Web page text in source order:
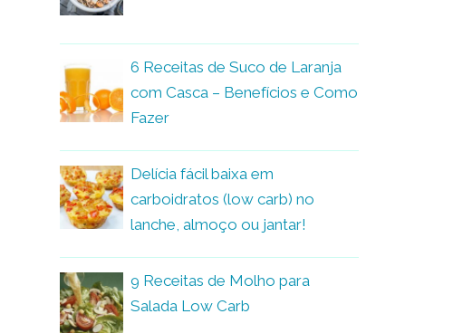
6 Receitas de Suco de Laranja
com Casca – Benefícios e Como
Fazer
Delícia fácil baixa em
carboidratos (low carb) no
lanche, almoço ou jantar!
9 Receitas de Molho para
Salada Low Carb